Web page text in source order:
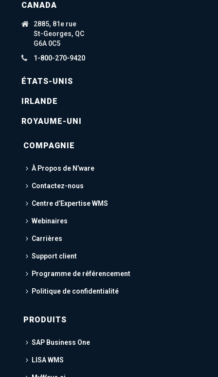
CANADA
2885, 81e rue
St-Georges, QC
G6A 0C5
1-800-270-9420
ÉTATS-UNIS
IRLANDE
ROYAUME-UNI
COMPAGNIE
À Propos de N’ware
Contactez-nous
Centre d’Expertise WMS
Webinaires
Carrières
Support client
Programme de référencement
Politique de confidentialité
PRODUITS
SAP Business One
LISA WMS